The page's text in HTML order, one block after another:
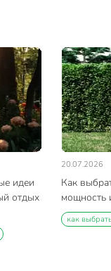
идеи
отдых
20.07.2026
Как
мощность
как